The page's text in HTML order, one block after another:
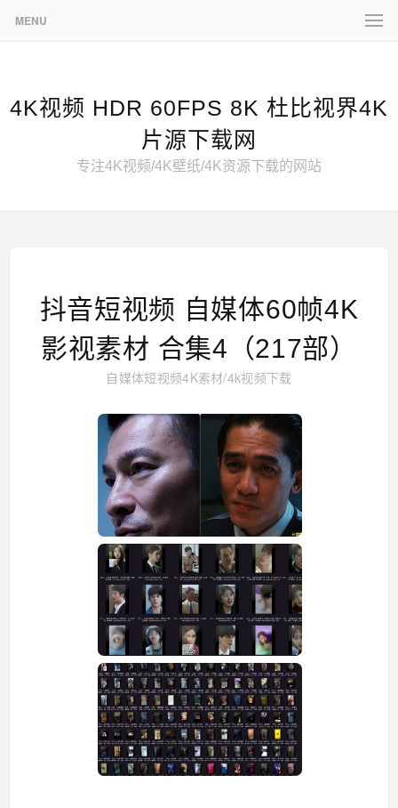
MENU
4K视频 HDR 60FPS 8K 杜比视界4K
片源下载网
专注4K视频/4K壁纸/4K资源下载的网站
抖音短视频 自媒体60帧4K
影视素材 合集4（217部）
自媒体短视频4K素材/4k视频下载